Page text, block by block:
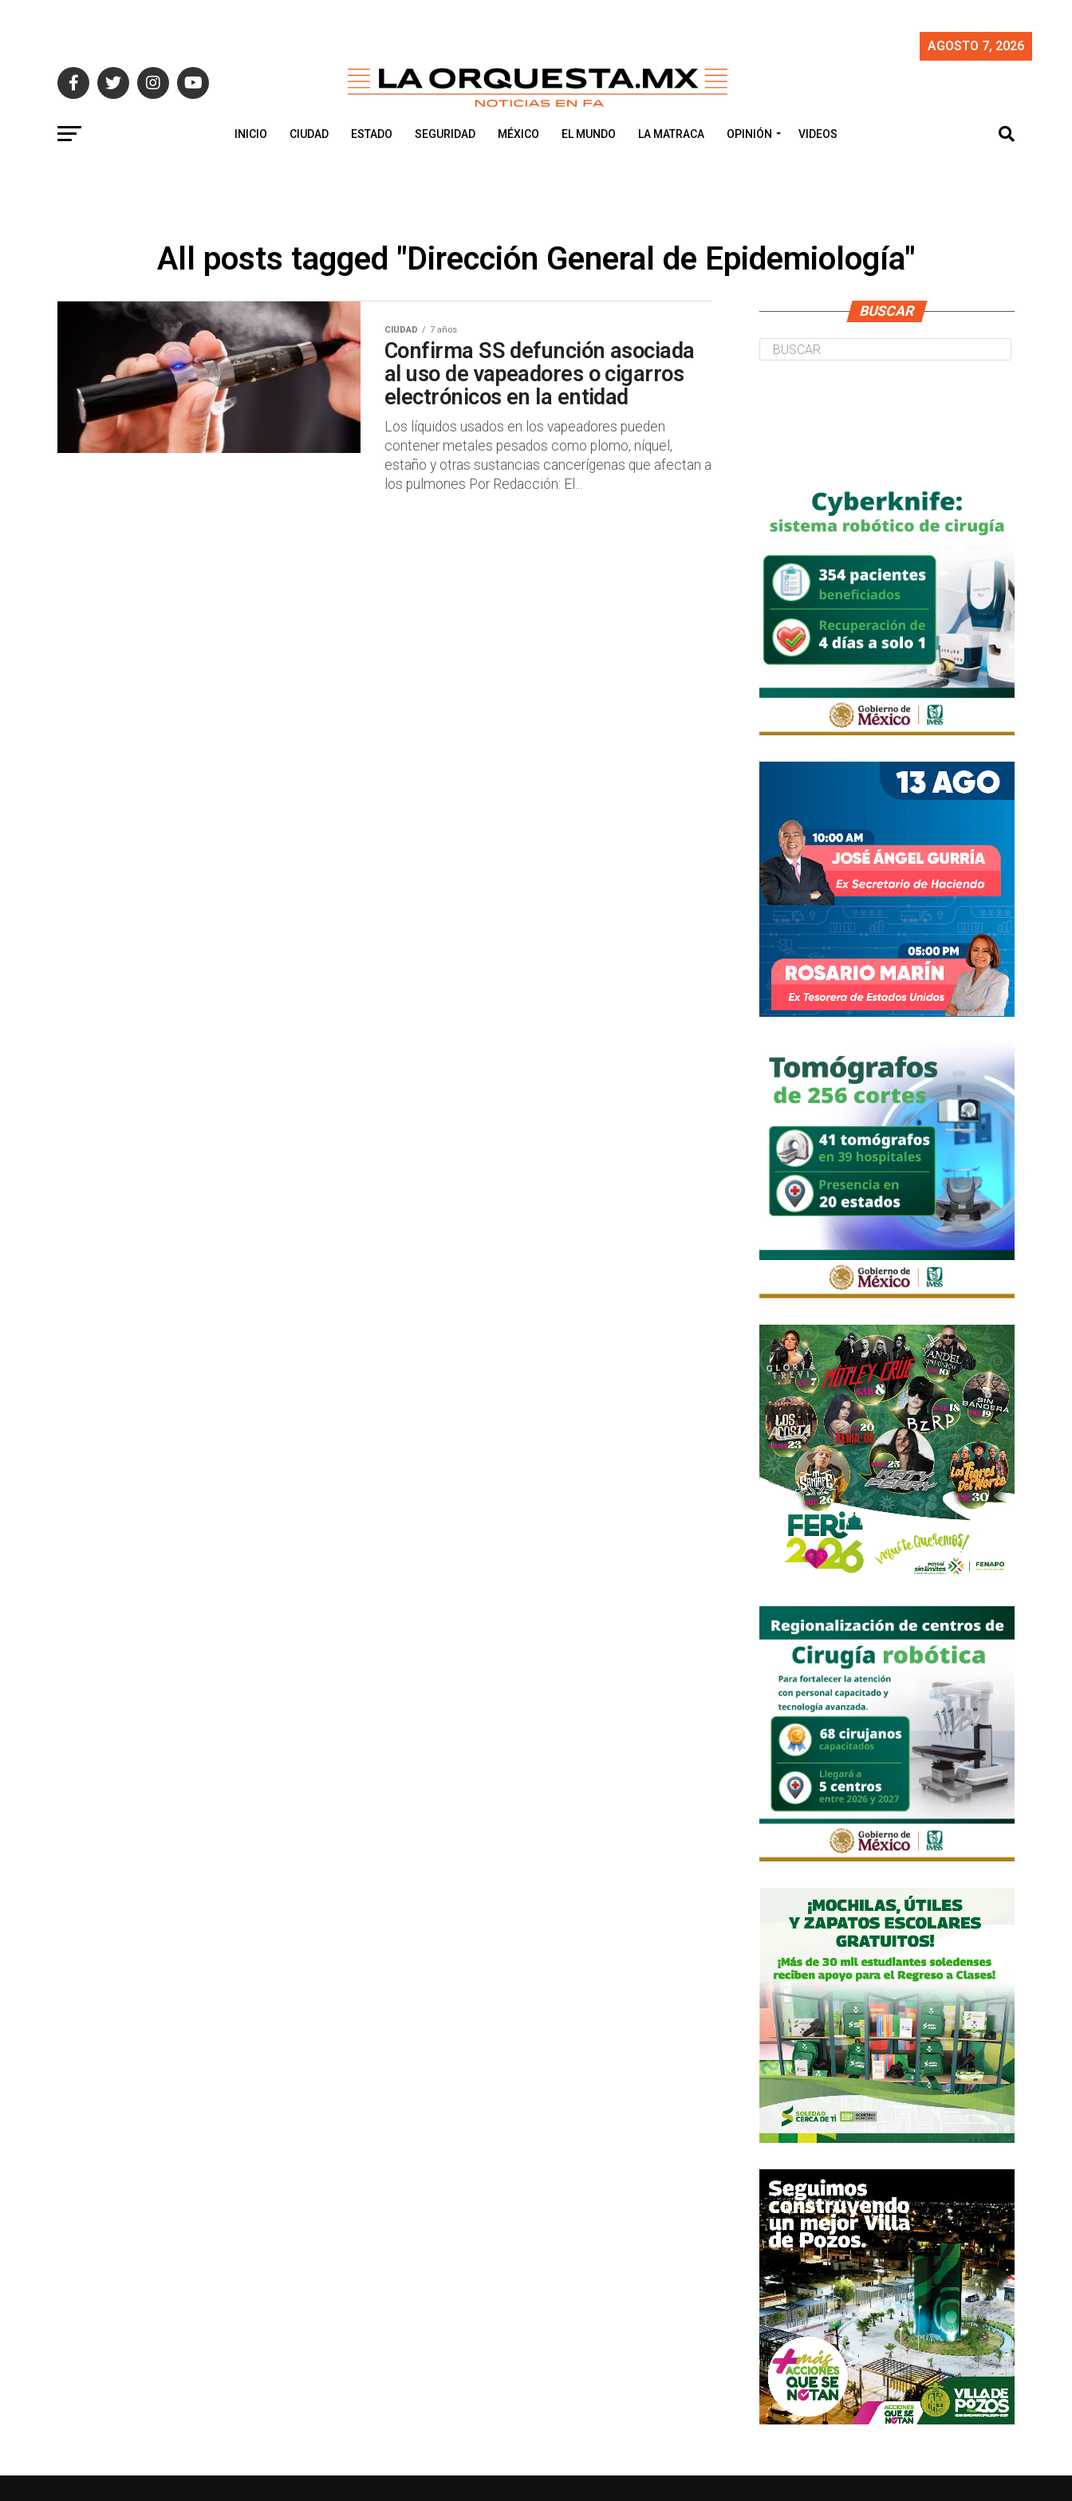
AGOSTO 7, 2026
INICIO CIUDAD ESTADO SEGURIDAD MÉXICO EL MUNDO LA MATRACA OPINIÓN VIDEOS
All posts tagged "Dirección General de Epidemiología"
CIUDAD 7 años
Confirma SS defunción asociada
al uso de vapeadores o cigarros
electrónicos en la entidad
Los líquidos usados en los vapeadores pueden
contener metales pesados como plomo, níquel,
estaño y otras sustancias cancerígenas que afectan a
los pulmones Por Redacción: El...
BUSCAR